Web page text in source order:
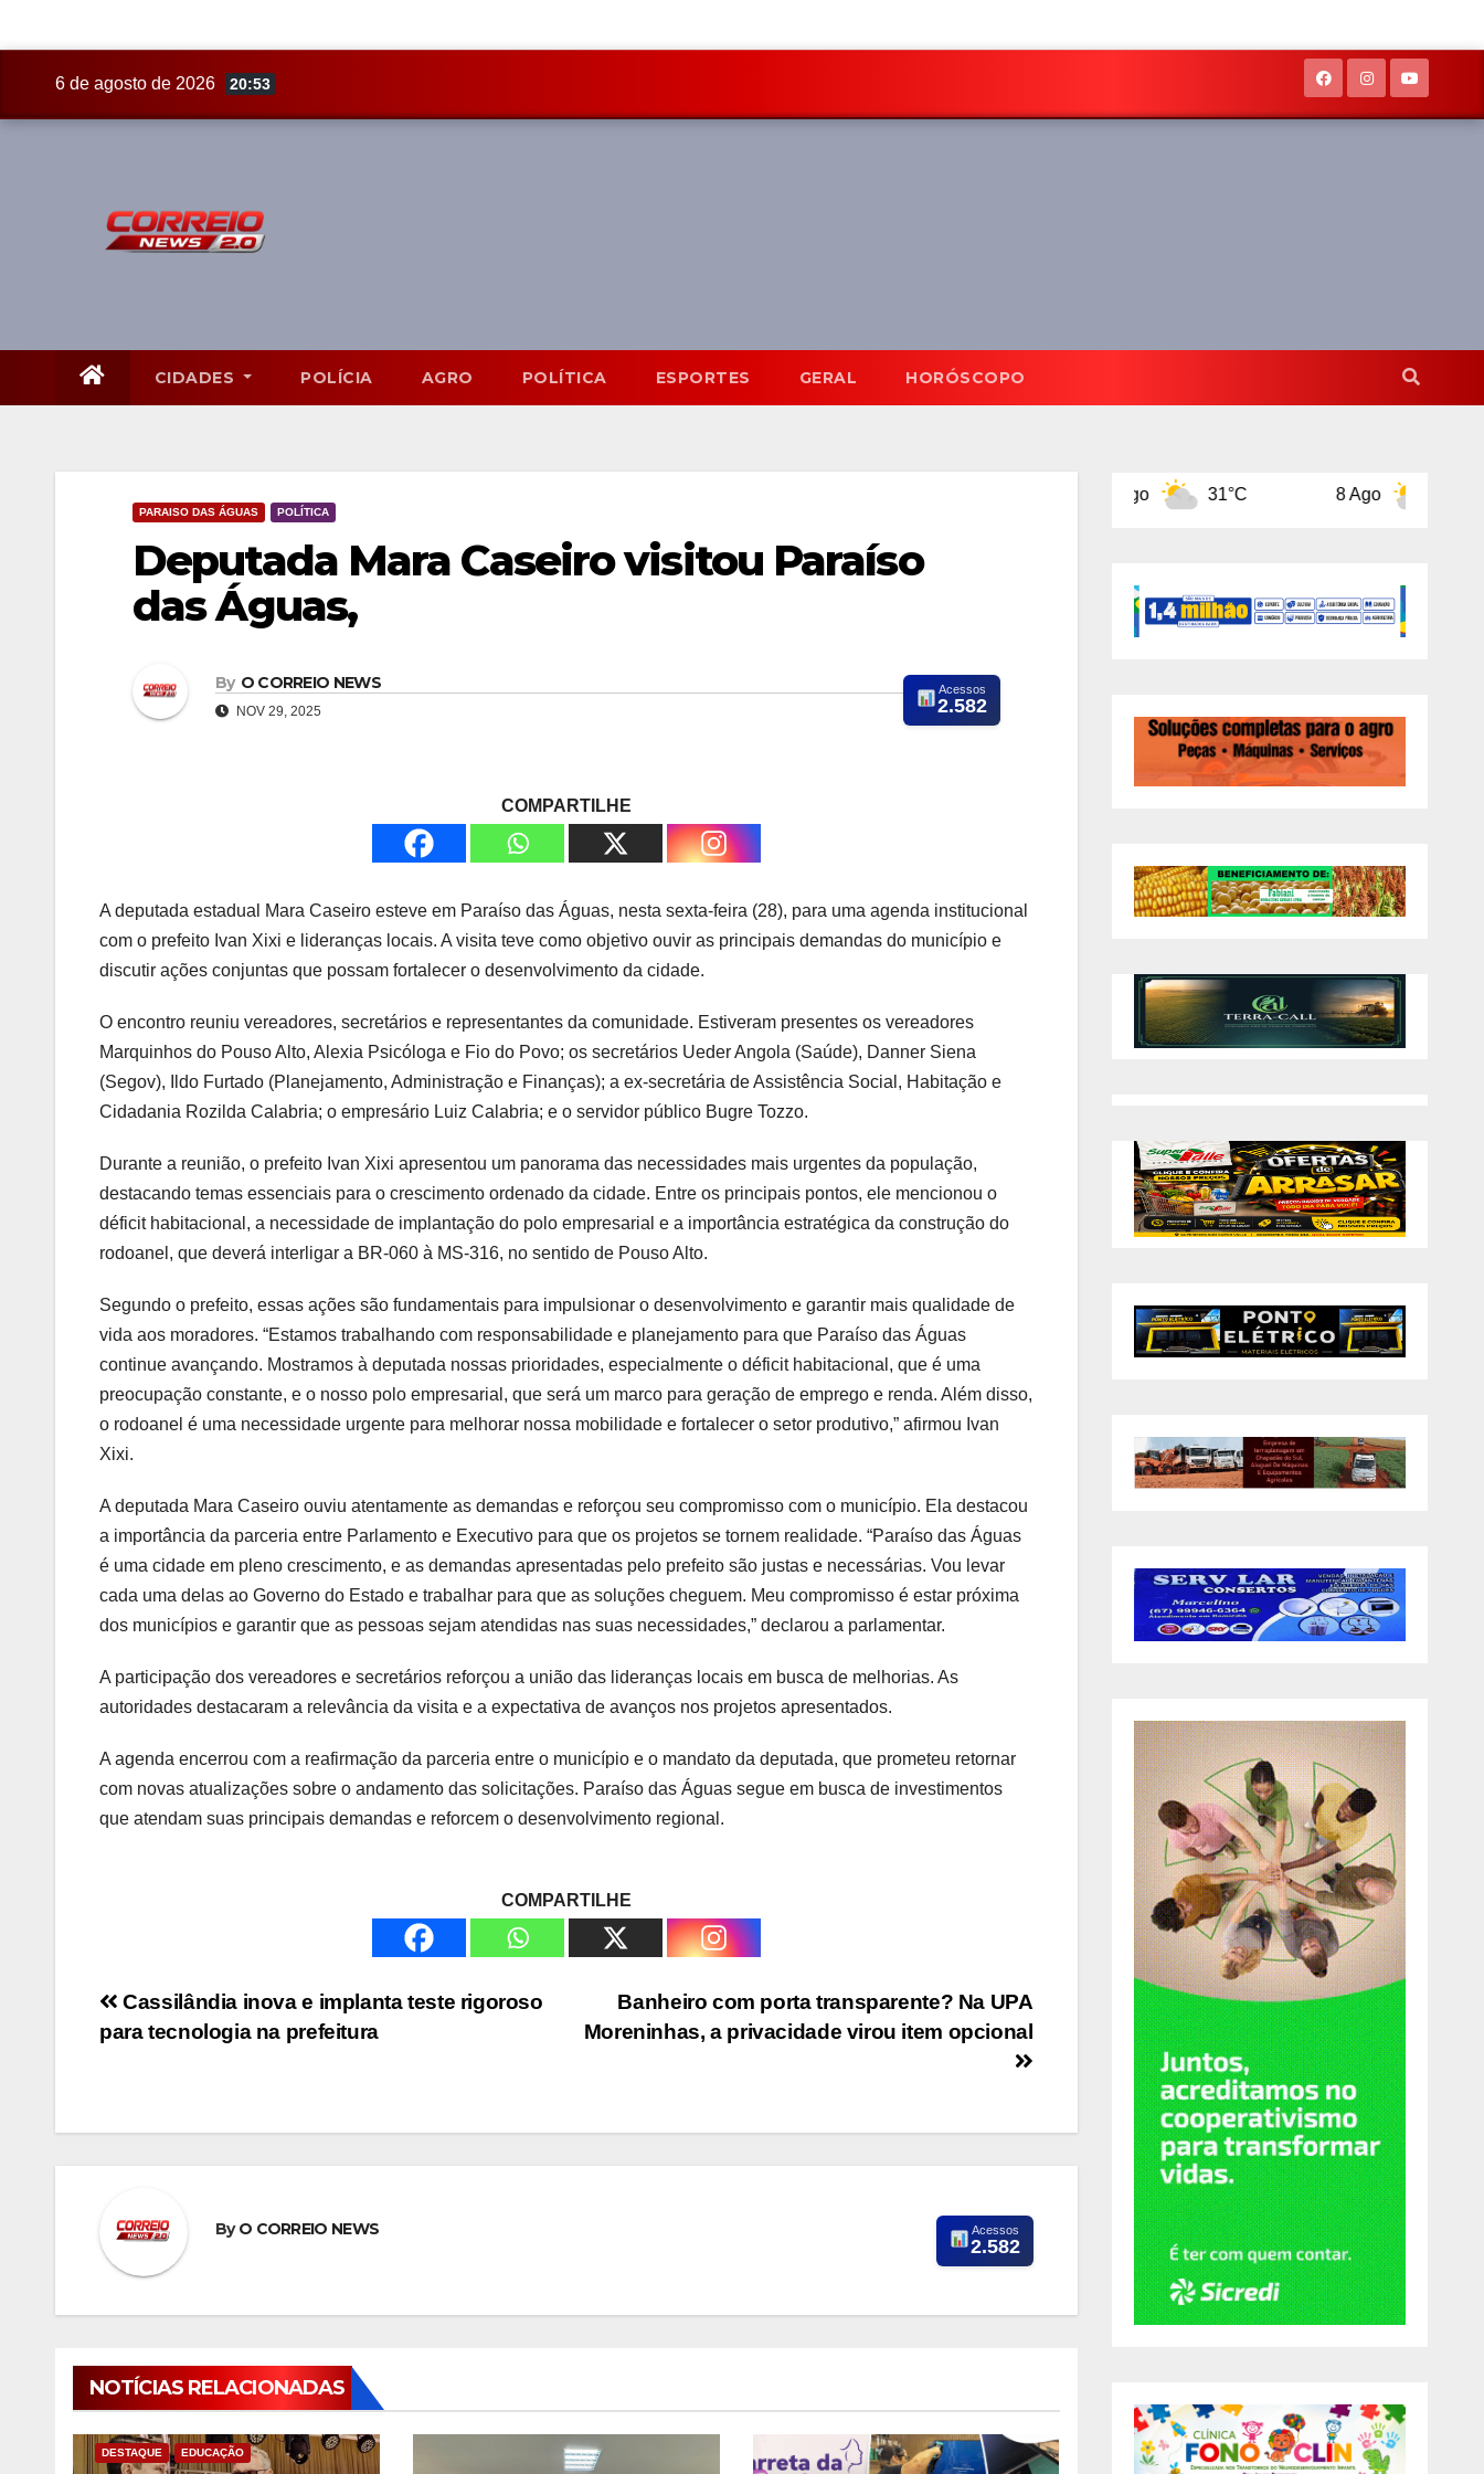
6 de agosto de 2026 20:53
CIDADES POLÍCIA AGRO POLÍTICA ESPORTES GERAL HORÓSCOPO
PARAISO DAS ÁGUAS POLÍTICA
Deputada Mara Caseiro visitou Paraíso
das Águas,
By O CORREIO NEWS
NOV 29, 2025
Acessos
2.582
COMPARTILHE
A deputada estadual Mara Caseiro esteve em Paraíso das Águas, nesta sexta-feira (28), para uma agenda institucional
com o prefeito Ivan Xixi e lideranças locais. A visita teve como objetivo ouvir as principais demandas do município e
discutir ações conjuntas que possam fortalecer o desenvolvimento da cidade.
O encontro reuniu vereadores, secretários e representantes da comunidade. Estiveram presentes os vereadores
Marquinhos do Pouso Alto, Alexia Psicóloga e Fio do Povo; os secretários Ueder Angola (Saúde), Danner Siena
(Segov), Ildo Furtado (Planejamento, Administração e Finanças); a ex-secretária de Assistência Social, Habitação e
Cidadania Rozilda Calabria; o empresário Luiz Calabria; e o servidor público Bugre Tozzo.
Durante a reunião, o prefeito Ivan Xixi apresentou um panorama das necessidades mais urgentes da população,
destacando temas essenciais para o crescimento ordenado da cidade. Entre os principais pontos, ele mencionou o
déficit habitacional, a necessidade de implantação do polo empresarial e a importância estratégica da construção do
rodoanel, que deverá interligar a BR-060 à MS-316, no sentido de Pouso Alto.
Segundo o prefeito, essas ações são fundamentais para impulsionar o desenvolvimento e garantir mais qualidade de
vida aos moradores. “Estamos trabalhando com responsabilidade e planejamento para que Paraíso das Águas
continue avançando. Mostramos à deputada nossas prioridades, especialmente o déficit habitacional, que é uma
preocupação constante, e o nosso polo empresarial, que será um marco para geração de emprego e renda. Além disso,
o rodoanel é uma necessidade urgente para melhorar nossa mobilidade e fortalecer o setor produtivo,” afirmou Ivan
Xixi.
A deputada Mara Caseiro ouviu atentamente as demandas e reforçou seu compromisso com o município. Ela destacou
a importância da parceria entre Parlamento e Executivo para que os projetos se tornem realidade. “Paraíso das Águas
é uma cidade em pleno crescimento, e as demandas apresentadas pelo prefeito são justas e necessárias. Vou levar
cada uma delas ao Governo do Estado e trabalhar para que as soluções cheguem. Meu compromisso é estar próxima
dos municípios e garantir que as pessoas sejam atendidas nas suas necessidades,” declarou a parlamentar.
A participação dos vereadores e secretários reforçou a união das lideranças locais em busca de melhorias. As
autoridades destacaram a relevância da visita e a expectativa de avanços nos projetos apresentados.
A agenda encerrou com a reafirmação da parceria entre o município e o mandato da deputada, que prometeu retornar
com novas atualizações sobre o andamento das solicitações. Paraíso das Águas segue em busca de investimentos
que atendam suas principais demandas e reforcem o desenvolvimento regional.
COMPARTILHE
Navegação
de
Banheiro com porta transparente? Na UPA
Moreninhas, a privacidade virou item opcional
Cassilândia inova e implanta teste rigoroso
para tecnologia na prefeitura
ByO CORREIO NEWS Acessos
2.582
NOTÍCIAS RELACIONADAS
DESTAQUE EDUCAÇÃO
31°C 31°C